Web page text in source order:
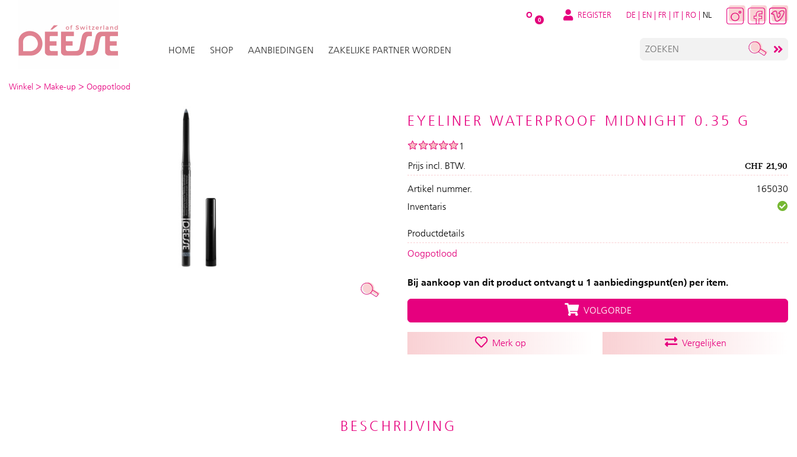
O 0 REGISTER DE | EN | FR | IT | RO | NL
HOME SHOP AANBIEDINGEN ZAKELIJKE PARTNER WORDEN
Winkel > Make-up > Oogpotlood
EYELINER WATERPROOF MIDNIGHT 0.35 G
1
Prijs incl. BTW.
CHF 21,90
Artikel nummer.
165030
Inventaris
Productdetails
Oogpotlood
Bij aankoop van dit product ontvangt u 1 aanbiedingspunt(en) per item.
VOLGORDE
Merk op Vergelijken
BESCHRIJVING